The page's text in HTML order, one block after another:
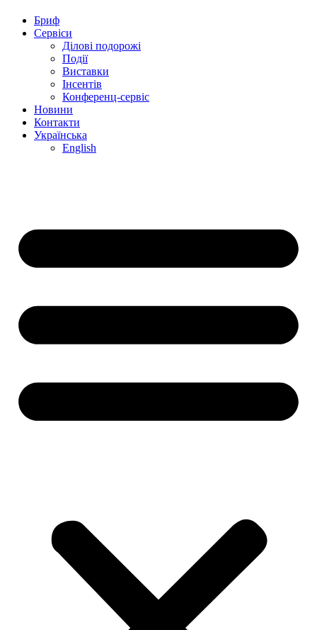
Бриф
Сервіси
Ділові подорожі
Події
Виставки
Інсентів
Конференц-сервіс
Новини
Контакти
Українська
English